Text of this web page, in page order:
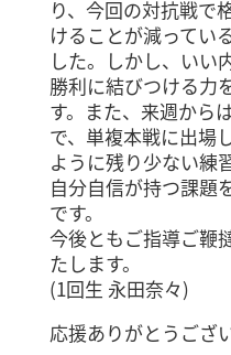
り、今回の対抗戦で
けることが減ってい
した。しかし、いい
勝利に結びつける力
す。また、来週から
で、単複本戦に出場
ように残り少ない練
自分自信が持つ課題
です。
今後ともご指導ご鞭
たします。
(1回生 永田奈々)
応援ありがとうござ